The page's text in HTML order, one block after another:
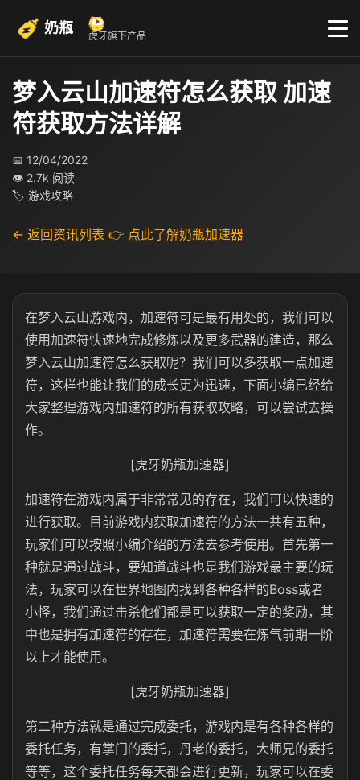
奶瓶 虎牙旗下产品
梦入云山加速符怎么获取 加速
符获取方法详解
📅 12/04/2022
👁 2.7k 阅读
🏷 游戏攻略
← 返回资讯列表 👉 点此了解奶瓶加速器
在梦入云山游戏内，加速符可是最有用处的，我们可以
使用加速符快速地完成修炼以及更多武器的建造，那么
梦入云山加速符怎么获取呢？我们可以多获取一点加速
符，这样也能让我们的成长更为迅速，下面小编已经给
大家整理游戏内加速符的所有获取攻略，可以尝试去操
作。
[虎牙奶瓶加速器]
加速符在游戏内属于非常常见的存在，我们可以快速的
进行获取。目前游戏内获取加速符的方法一共有五种，
玩家们可以按照小编介绍的方法去参考使用。首先第一
种就是通过战斗，要知道战斗也是我们游戏最主要的玩
法，玩家可以在世界地图内找到各种各样的Boss或者
小怪，我们通过击杀他们都是可以获取一定的奖励，其
中也是拥有加速符的存在，加速符需要在炼气前期一阶
以上才能使用。
[虎牙奶瓶加速器]
第二种方法就是通过完成委托，游戏内是有各种各样的
委托任务，有掌门的委托，丹老的委托，大师兄的委托
等等，这个委托任务每天都会进行更新，玩家可以在委